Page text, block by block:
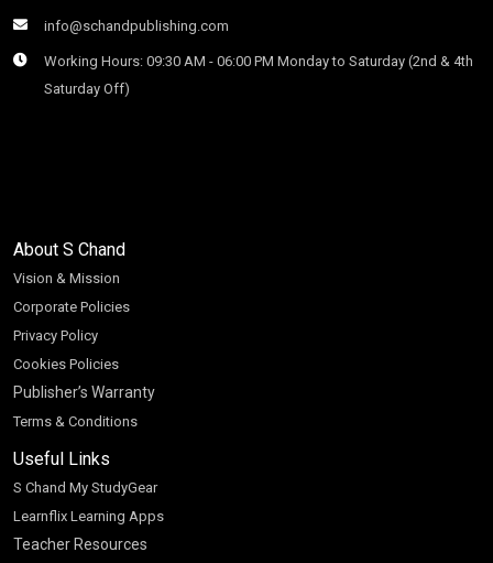
info@schandpublishing.com
Working Hours: 09:30 AM - 06:00 PM Monday to Saturday (2nd & 4th
Saturday Off)
About S Chand
Vision & Mission
Corporate Policies
Privacy Policy
Cookies Policies
Publisher’s Warranty
Terms & Conditions
Useful Links
S Chand My StudyGear
Learnflix Learning Apps
Teacher Resources